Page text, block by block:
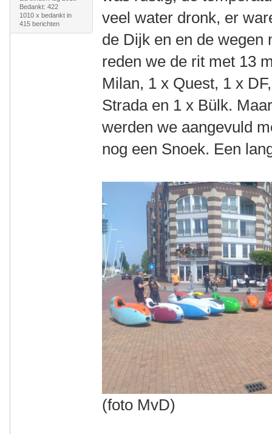
Bedankt: 422
1010 x bedankt in
415 berichten
veel water dronk, er
de Dijk en en de wegen
reden we de rit met 13
Milan, 1 x Quest, 1 x
Strada en 1 x Bülk.
werden we aangevuld
nog een Snoek. Een
(foto MvD)